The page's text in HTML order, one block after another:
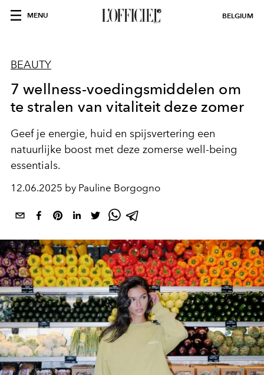
MENU BELGIUM
BEAUTY
7 wellness-voedingsmiddelen om
te stralen van vitaliteit deze zomer
Geef je energie, huid en spijsvertering een
natuurlijke boost met deze zomerse well-being
essentials.
12.06.2025 by Pauline Borgogno